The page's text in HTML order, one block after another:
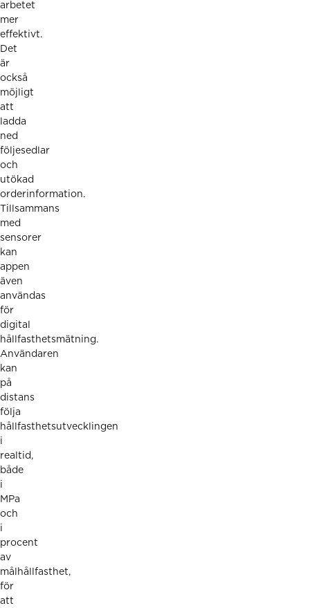
arbetet
mer
effektivt.
Det
är
också
möjligt
att
ladda
ned
följesedlar
och
utökad
orderinformation.
Tillsammans
med
sensorer
kan
appen
även
användas
för
digital
hållfasthetsmätning.
Användaren
kan
på
distans
följa
hållfasthetsutvecklingen
i
realtid,
både
i
MPa
och
i
procent
av
målhållfasthet,
för
att